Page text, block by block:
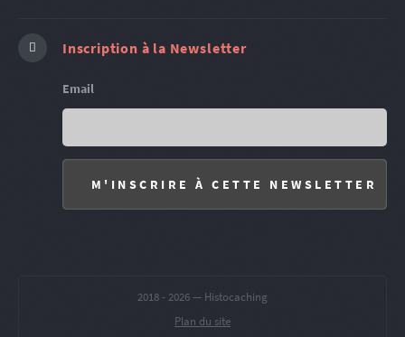
Inscription à la Newsletter
Email
2018 - 2026 — Histocaching
Plan du site